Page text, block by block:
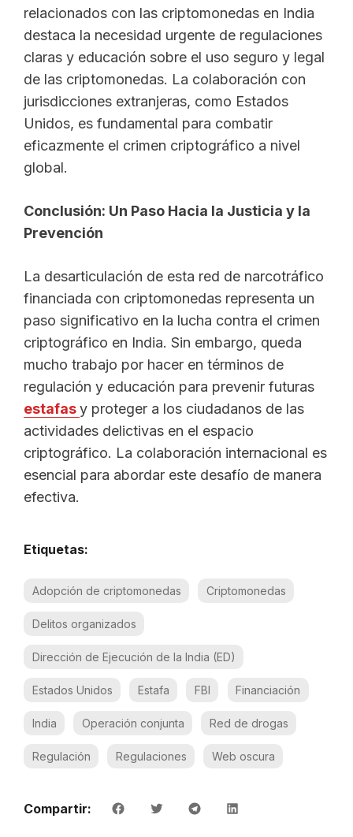
relacionados con las criptomonedas en India
destaca la necesidad urgente de regulaciones
claras y educación sobre el uso seguro y legal
de las criptomonedas. La colaboración con
jurisdicciones extranjeras, como Estados
Unidos, es fundamental para combatir
eficazmente el crimen criptográfico a nivel
global.
Conclusión: Un Paso Hacia la Justicia y la
Prevención
La desarticulación de esta red de narcotráfico
financiada con criptomonedas representa un
paso significativo en la lucha contra el crimen
criptográfico en India. Sin embargo, queda
mucho trabajo por hacer en términos de
regulación y educación para prevenir futuras
estafasy proteger a los ciudadanos de las
actividades delictivas en el espacio
criptográfico. La colaboración internacional es
esencial para abordar este desafío de manera
efectiva.
Etiquetas:
Adopción de criptomonedas Criptomonedas
Delitos organizados
Dirección de Ejecución de la India (ED)
Estados Unidos Estafa FBI Financiación
India Operación conjunta Red de drogas
Regulación Regulaciones Web oscura
Compartir: